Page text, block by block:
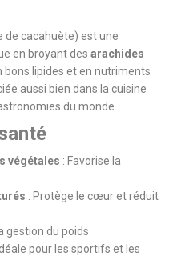
de cacahuète) est une
en broyant des arachides
bons lipides et en nutriments
aussi bien dans la cuisine
du monde.
végétales : Favorise la
: Protège le cœur et réduit
gestion du poids
pour les sportifs et les